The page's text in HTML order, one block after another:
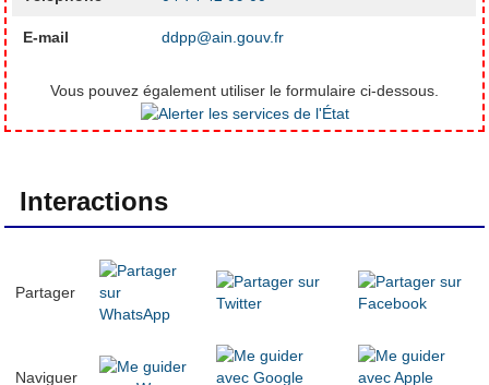
E-mail ddpp@ain.gouv.fr
Vous pouvez également utiliser le formulaire ci-dessous.
Interactions
Partager
Naviguer